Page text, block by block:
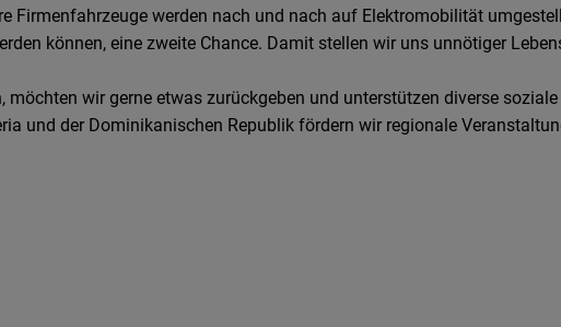
Firmenfahrzeuge werden nach und nach auf Elektromobilität
können, eine zweite Chance. Damit stellen wir uns unnötiger
wir gerne etwas zurückgeben und unterstützen diverse
und der Dominikanischen Republik fördern wir regionale